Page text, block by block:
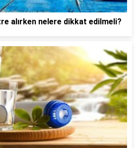
alırken nelere dikkat edilmeli?